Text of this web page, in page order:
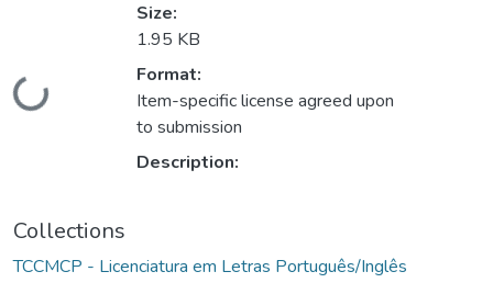
Loading...
Size:
1.95 KB
Format:
Item-specific license agreed upon
to submission
Description:
Collections
TCCMCP - Licenciatura em Letras Português/Inglês